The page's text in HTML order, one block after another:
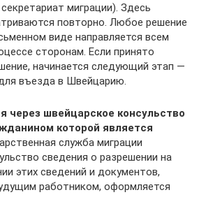
миграции). Здесь
повторно. Любое решение
виде направляется всем
сторонам. Если принято
начинается следующий этап —
въезда в Швейцарию.
через швейцарское консульство
которой является
служба миграции
сведения о разрешении на
этих сведений и документов,
работником, оформляется